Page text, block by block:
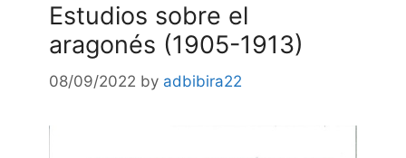
Estudios sobre el
aragonés (1905-1913)
08/09/2022 by adbibira22